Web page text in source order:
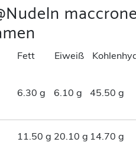
Fett Eiweiß
6.30 g 6.10 g 45.50 g
11.50 g 20.10 g 14.70 g